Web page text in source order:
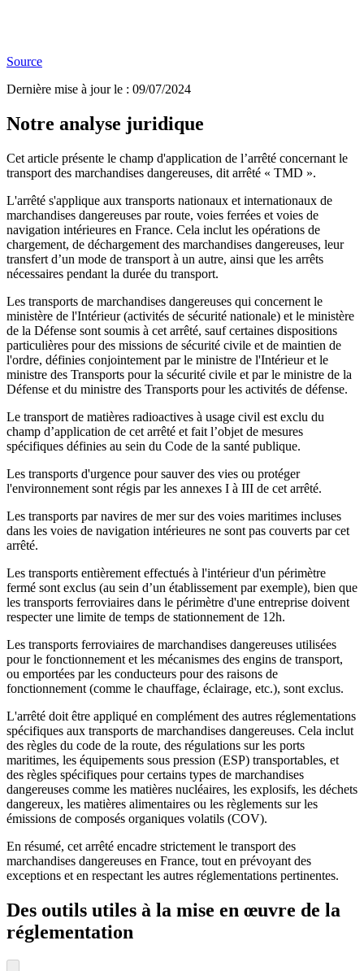
Source
Dernière mise à jour le : 09/07/2024
Notre analyse juridique
Cet article présente le champ d'application de l’arrêté concernant le
transport des marchandises dangereuses, dit arrêté « TMD ».
L'arrêté s'applique aux transports nationaux et internationaux de
marchandises dangereuses par route, voies ferrées et voies de
navigation intérieures en France. Cela inclut les opérations de
chargement, de déchargement des marchandises dangereuses, leur
transfert d’un mode de transport à un autre, ainsi que les arrêts
nécessaires pendant la durée du transport.
Les transports de marchandises dangereuses qui concernent le
ministère de l'Intérieur (activités de sécurité nationale) et le ministère
de la Défense sont soumis à cet arrêté, sauf certaines dispositions
particulières pour des missions de sécurité civile et de maintien de
l'ordre, définies conjointement par le ministre de l'Intérieur et le
ministre des Transports pour la sécurité civile et par le ministre de la
Défense et du ministre des Transports pour les activités de défense.
Le transport de matières radioactives à usage civil est exclu du
champ d’application de cet arrêté et fait l’objet de mesures
spécifiques définies au sein du Code de la santé publique.
Les transports d'urgence pour sauver des vies ou protéger
l'environnement sont régis par les annexes I à III de cet arrêté.
Les transports par navires de mer sur des voies maritimes incluses
dans les voies de navigation intérieures ne sont pas couverts par cet
arrêté.
Les transports entièrement effectués à l'intérieur d'un périmètre
fermé sont exclus (au sein d’un établissement par exemple), bien que
les transports ferroviaires dans le périmètre d'une entreprise doivent
respecter une limite de temps de stationnement de 12h.
Les transports ferroviaires de marchandises dangereuses utilisées
pour le fonctionnement et les mécanismes des engins de transport,
ou emportées par les conducteurs pour des raisons de
fonctionnement (comme le chauffage, éclairage, etc.), sont exclus.
L'arrêté doit être appliqué en complément des autres réglementations
spécifiques aux transports de marchandises dangereuses. Cela inclut
des règles du code de la route, des régulations sur les ports
maritimes, les équipements sous pression (ESP) transportables, et
des règles spécifiques pour certains types de marchandises
dangereuses comme les matières nucléaires, les explosifs, les déchets
dangereux, les matières alimentaires ou les règlements sur les
émissions de composés organiques volatils (COV).
En résumé, cet arrêté encadre strictement le transport des
marchandises dangereuses en France, tout en prévoyant des
exceptions et en respectant les autres réglementations pertinentes.
Des outils utiles à la mise en œuvre de la
réglementation